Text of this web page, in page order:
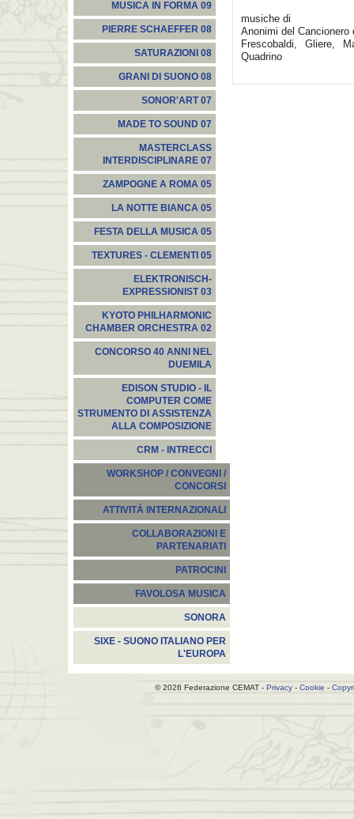
MUSICA IN FORMA 09
PIERRE SCHAEFFER 08
SATURAZIONI 08
GRANI DI SUONO 08
SONOR'ART 07
MADE TO SOUND 07
MASTERCLASS
INTERDISCIPLINARE 07
ZAMPOGNE A ROMA 05
LA NOTTE BIANCA 05
FESTA DELLA MUSICA 05
TEXTURES - CLEMENTI 05
ELEKTRONISCH-
EXPRESSIONIST 03
KYOTO PHILHARMONIC
CHAMBER ORCHESTRA 02
CONCORSO 40 ANNI NEL
DUEMILA
EDISON STUDIO - IL
COMPUTER COME
STRUMENTO DI ASSISTENZA
ALLA COMPOSIZIONE
CRM - INTRECCI
WORKSHOP / CONVEGNI /
CONCORSI
ATTIVITÀ INTERNAZIONALI
COLLABORAZIONI E
PARTENARIATI
PATROCINI
FAVOLOSA MUSICA
SONORA
SIXE - SUONO ITALIANO PER
L'EUROPA
musiche di
Anonimi del
Frescobaldi, Gliere,
Quadrino
© 2026 Federazione CEMAT - Privacy- Cookie -